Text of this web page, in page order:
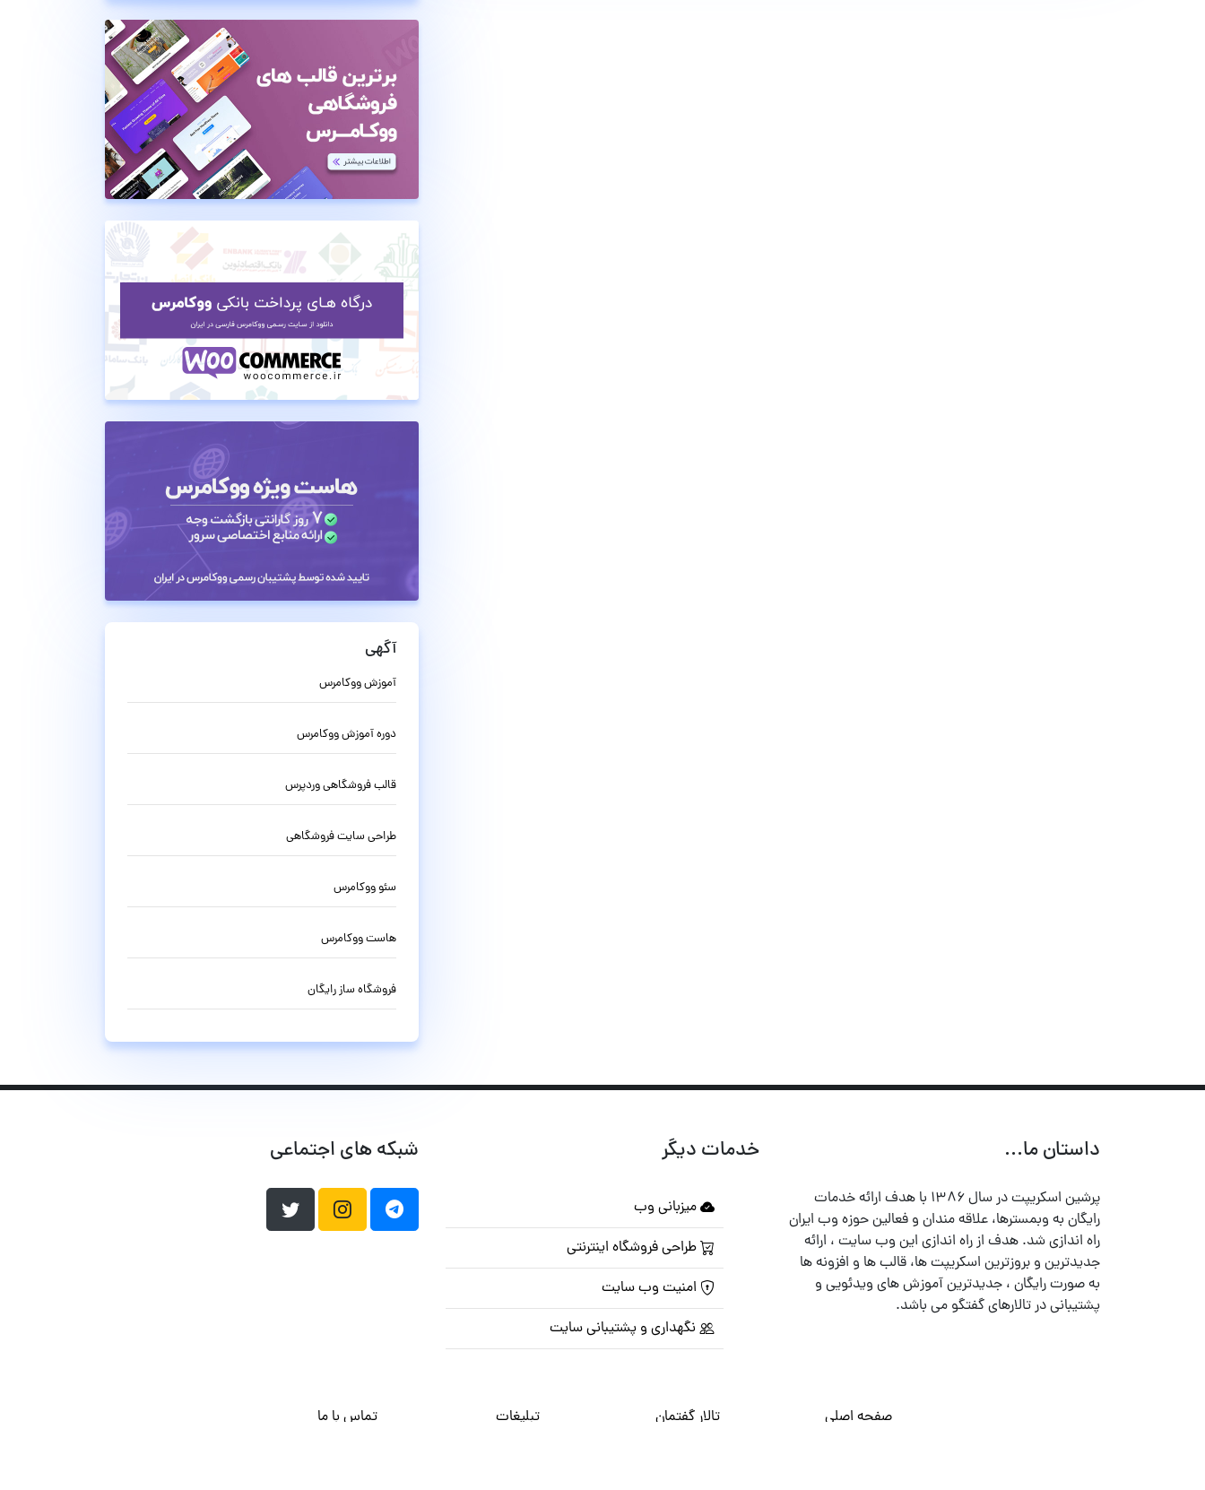
آگهی
آموزش ووکامرس
دوره آموزش ووکامرس
قالب فروشگاهی وردپرس
طراحی سایت فروشگاهی
سئو ووکامرس
هاست ووکامرس
فروشگاه ساز رایگان
داستان ما...
پرشین اسکریپت در سال ۱۳۸۶ با هدف ارائه خدمات
رایگان به وبمسترها، علاقه مندان و فعالین حوزه وب ایران
راه اندازی شد. هدف از راه اندازی این وب سایت ، ارائه
جدیدترین و بروزترین اسکریپت ها، قالب ها و افزونه ها
به صورت رایگان ، جدیدترین آموزش های ویدئویی و
پشتیبانی در تالارهای گفتگو می باشد.
خدمات دیگر
میزبانی وب
طراحی فروشگاه اینترنتی
امنیت وب سایت
نگهداری و پشتیبانی سایت
شبکه های اجتماعی
صفحه اصلی تالار گفتمان تبلیغات تماس با ما